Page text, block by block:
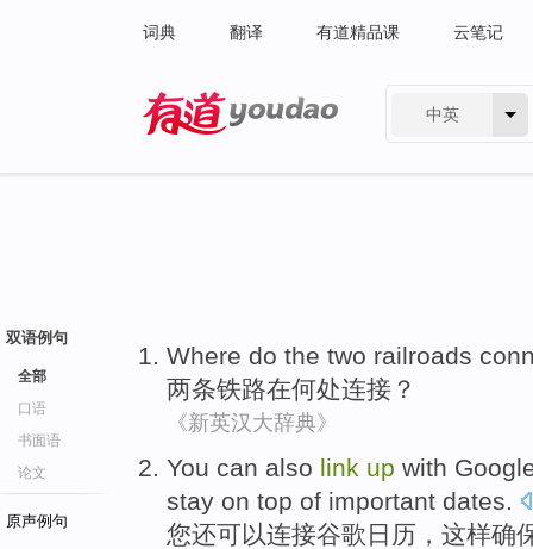
词典 翻译 有道精品课 云笔记
中英
双语例句
全部
口语
书面语
论文
原声例句
Where do the two railroads
两条铁路在何处连接 ？
《新英汉大辞典》
You can also link up with
stay on top of important dates.
您还可以连接谷歌 日历 ，这样确